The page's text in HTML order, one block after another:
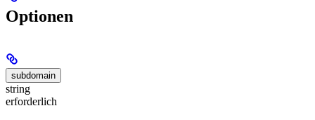
Optionen
subdomain
string
erforderlich